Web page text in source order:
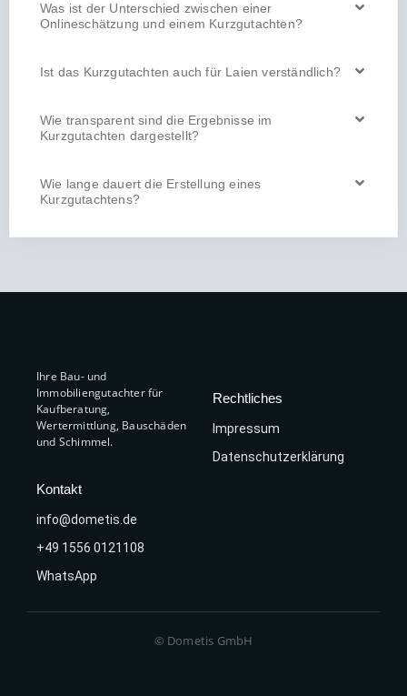
Was ist der Unterschied zwischen einer
Onlineschätzung und einem Kurzgutachten?
Ist das Kurzgutachten auch für Laien verständlich?
Wie transparent sind die Ergebnisse im
Kurzgutachten dargestellt?
Wie lange dauert die Erstellung eines
Kurzgutachtens?
Ihre Bau- und
Immobiliengutachter für
Kaufberatung,
Wertermittlung, Bauschäden
und Schimmel.
Rechtliches
Impressum
Datenschutzerklärung
Kontakt
info@dometis.de
+49 1556 0121108
WhatsApp
© Dometis GmbH